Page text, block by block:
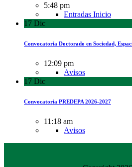
5:48 pm
Entradas Inicio
17 Dic
Convocatoria Doctorado en Sociedad,
12:09 pm
Avisos
17 Dic
Convocatoria PREDEPA 2026-2027
11:18 am
Avisos